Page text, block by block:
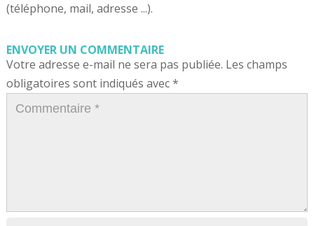
(téléphone, mail, adresse ...).
ENVOYER UN COMMENTAIRE
Votre adresse e-mail ne sera pas publiée. Les champs
obligatoires sont indiqués avec*